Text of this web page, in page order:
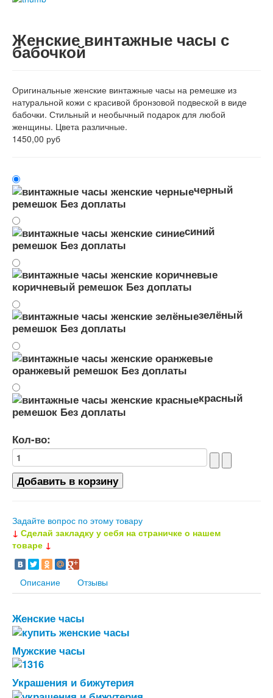
Женские винтажные часы с
бабочкой
Оригинальные женские винтажные часы на ремешке из
натуральной кожи с красивой бронзовой подвеской в виде
бабочки. Стильный и необычный подарок для любой
женщины. Цвета различные.
1450,00 руб
черный
ремешок Без доплаты
синий
ремешок Без доплаты
коричневый ремешок Без доплаты
зелёный
ремешок Без доплаты
оранжевый ремешок Без доплаты
красный
ремешок Без доплаты
Кол-во:
Задайте вопрос по этому товару
↓ Сделай закладку у себя на страничке о нашем
товаре ↓
Описание Отзывы
Женские часы
Мужские часы
Украшения и бижутерия